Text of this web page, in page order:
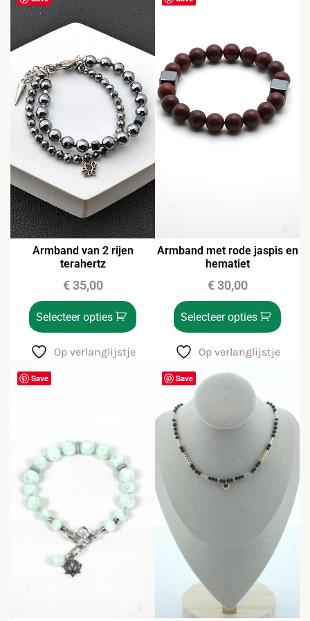
Armband van 2 rijen
terahertz
€35,00
Selecteer opties
Op verlanglijstje
Armband met rode jaspis en
hematiet
€30,00
Selecteer opties
Op verlanglijstje
Save Save